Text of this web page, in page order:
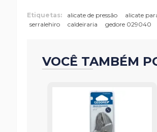
Etiquetas: alicate de pressão alicate
serralehiro
caldeiraria gedore 029040
VOCÊ TAMBÉM